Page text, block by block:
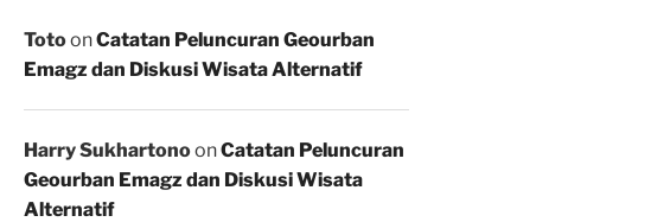
TotoonCatatan Peluncuran Geourban
Emagz dan Diskusi Wisata Alternatif
Harry SukhartonoonCatatan Peluncuran
Geourban Emagz dan Diskusi Wisata
Alternatif